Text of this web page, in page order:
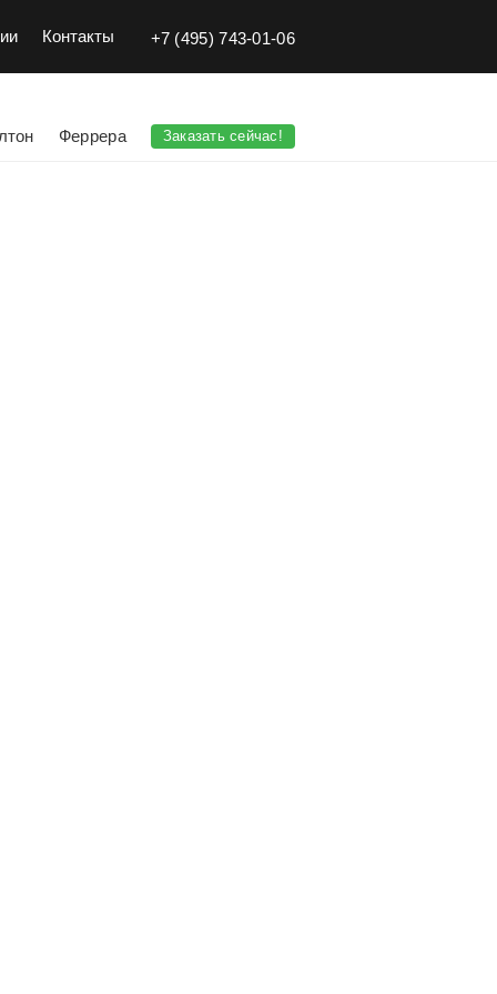
+7 (495) 743-01-06
Контакты
Феррера Заказать сейчас!